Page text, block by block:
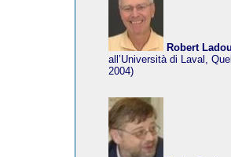
Robert
all’Università di Laval,
2004)